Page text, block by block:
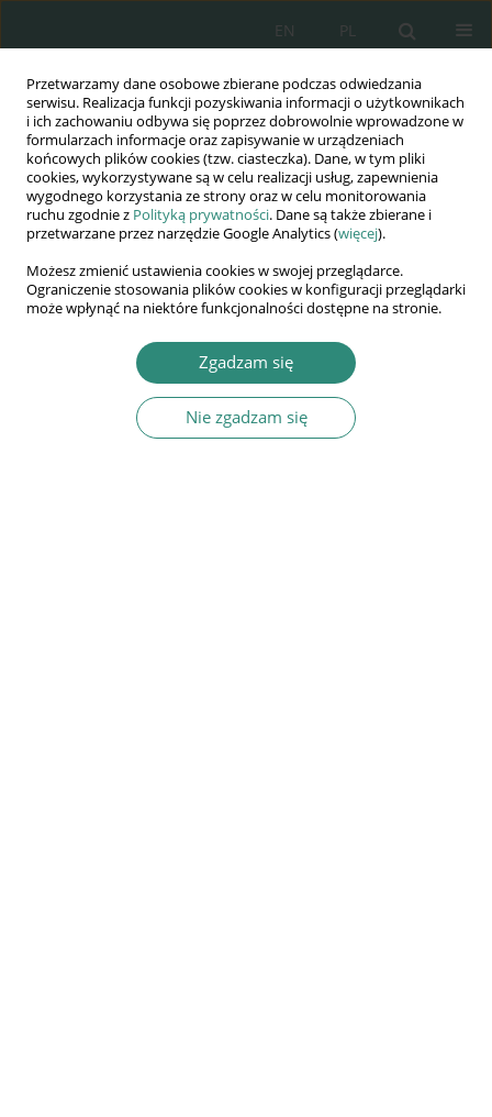
Przetwarzamy dane osobowe zbierane podczas odwiedzania
serwisu. Realizacja funkcji pozyskiwania informacji o użytkownikach
i ich zachowaniu odbywa się poprzez dobrowolnie wprowadzone w
formularzach informacje oraz zapisywanie w urządzeniach
końcowych plików cookies (tzw. ciasteczka). Dane, w tym pliki
cookies, wykorzystywane są w celu realizacji usług, zapewnienia
wygodnego korzystania ze strony oraz w celu monitorowania
ruchu zgodnie z Polityką prywatności. Dane są także zbierane i
przetwarzane przez narzędzie Google Analytics (więcej).
Możesz zmienić ustawienia cookies w swojej przeglądarce.
Ograniczenie stosowania plików cookies w konfiguracji przeglądarki
może wpłynąć na niektóre funkcjonalności dostępne na stronie.
Zgadzam się
Nie zgadzam się
PL
EN
Wydawnictwo
AWSGE
Akademia Nauk Stosowanych
WSGE
im. Alcide De Gasperi
Marta Sagan
Kompetencje organów gminnych w przedmiocie